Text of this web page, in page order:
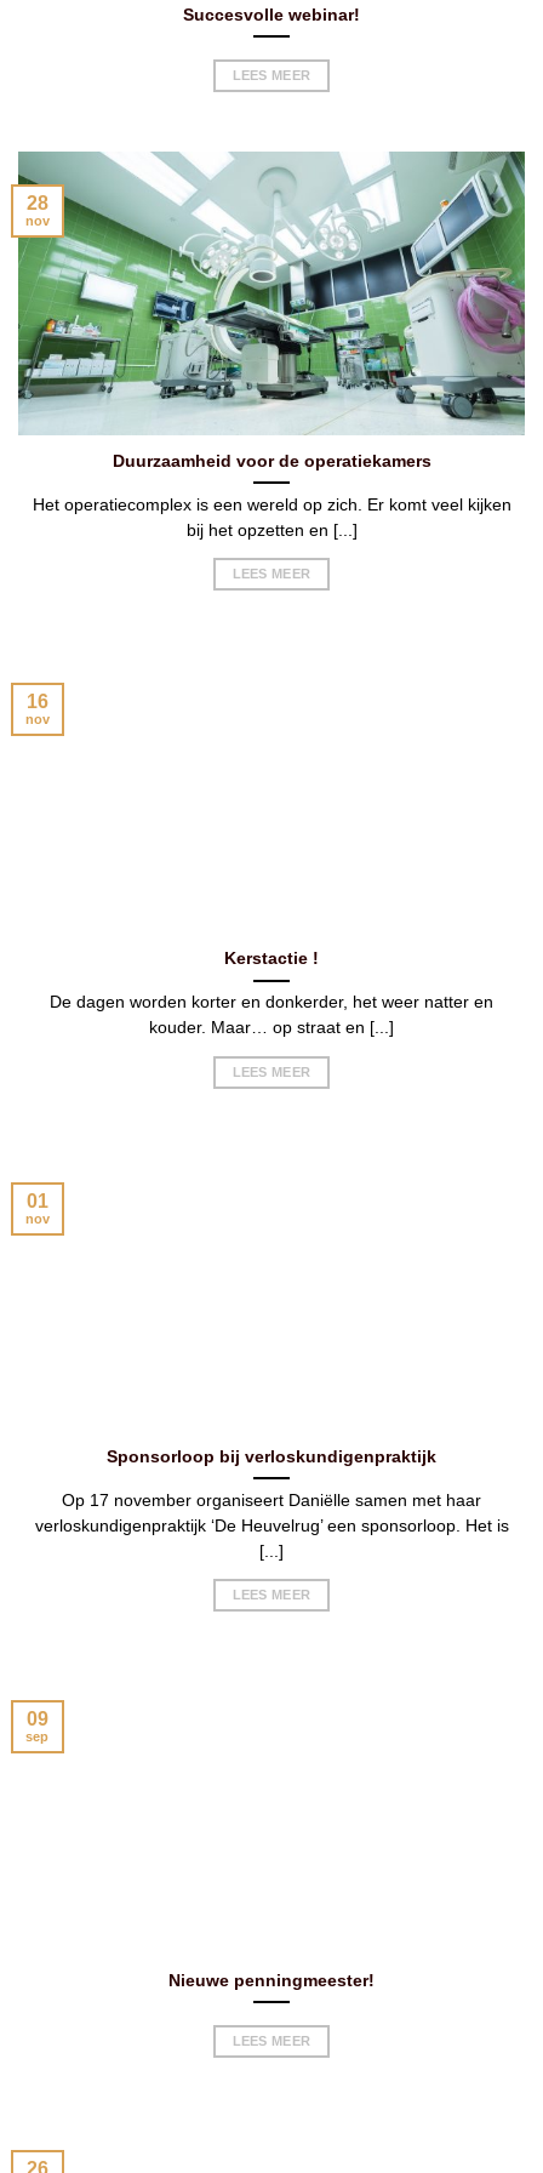
Succesvolle webinar!
LEES MEER
Duurzaamheid voor de operatiekamers
Het operatiecomplex is een wereld op zich. Er komt veel kijken
bij het opzetten en [...]
LEES MEER
28
nov
Kerstactie !
De dagen worden korter en donkerder, het weer natter en
kouder. Maar… op straat en [...]
LEES MEER
16
nov
Sponsorloop bij verloskundigenpraktijk
Op 17 november organiseert Daniëlle samen met haar
verloskundigenpraktijk ‘De Heuvelrug’ een sponsorloop. Het is
[...]
LEES MEER
01
nov
Nieuwe penningmeester!
LEES MEER
09
sep
26